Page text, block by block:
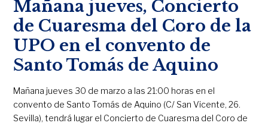
Mañana jueves, Concierto
de Cuaresma del Coro de la
UPO en el convento de
Santo Tomás de Aquino
Mañana jueves 30 de marzo a las 21:00 horas en el
convento de Santo Tomás de Aquino (C/ San Vicente, 26.
Sevilla), tendrá lugar el Concierto de Cuaresma del Coro de